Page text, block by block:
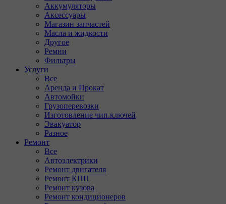
Аккумуляторы
Аксессуары
Магазин запчастей
Масла и жидкости
Другое
Ремни
Фильтры
Услуги
Все
Аренда и Прокат
Автомойки
Грузоперевозки
Изготовление чип.ключей
Эвакуатор
Разное
Ремонт
Все
Автоэлектрики
Ремонт двигателя
Ремонт КПП
Ремонт кузова
Ремонт кондиционеров